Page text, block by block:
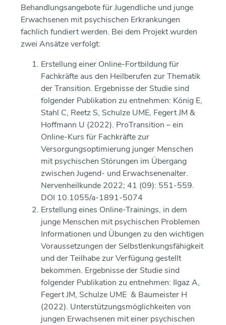
Behandlungsangebote für Jugendliche und junge
Erwachsenen mit psychischen Erkrankungen
fachlich fundiert werden. Bei dem Projekt wurden
zwei Ansätze verfolgt:
Erstellung einer Online-Fortbildung für
Fachkräfte aus den Heilberufen zur Thematik
der Transition. Ergebnisse der Studie sind
folgender Publikation zu entnehmen: König E,
Stahl C, Reetz S, Schulze UME, Fegert JM &
Hoffmann U (2022). ProTransition – ein
Online-​Kurs für Fachkräfte zur
Versorgungsoptimierung junger Menschen
mit psychischen Störungen im Übergang
zwischen Jugend-​ und Erwachsenenalter.
Nervenheilkunde 2022; 41 (09): 551-559.
DOI 10.1055/a-1891-5074
Erstellung eines Online-Trainings, in dem
junge Menschen mit psychischen Problemen
Informationen und Übungen zu den wichtigen
Voraussetzungen der Selbstlenkungsfähigkeit
und der Teilhabe zur Verfügung gestellt
bekommen. Ergebnisse der Studie sind
folgender Publikation zu entnehmen: Ilgaz A,
Fegert JM, Schulze UME & Baumeister H
(2022). Unterstützungsmöglichkeiten von
jungen Erwachsenen mit einer psychischen